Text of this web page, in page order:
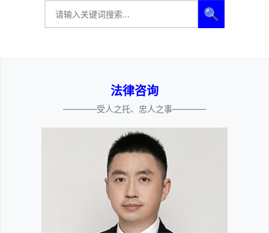
🔍
法律咨询
————受人之托、忠人之事————